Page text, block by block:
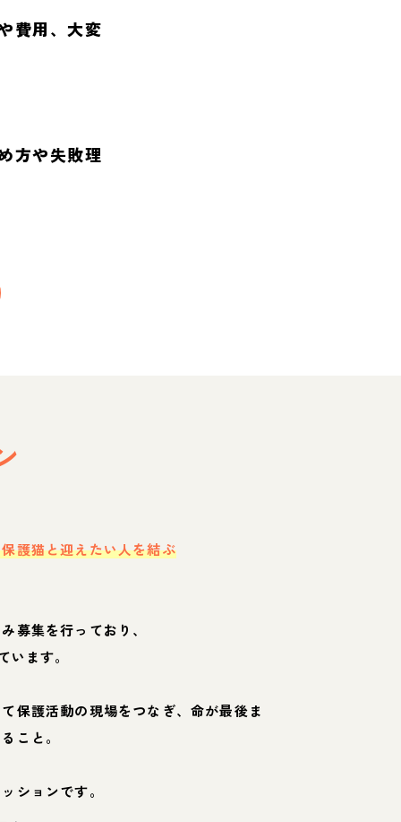
費用、大変
方や失敗理
護猫と迎えたい人を結ぶ
募集を行っており、
います。
保護活動の現場をつなぎ、命が最後ま
こと。
ションです。